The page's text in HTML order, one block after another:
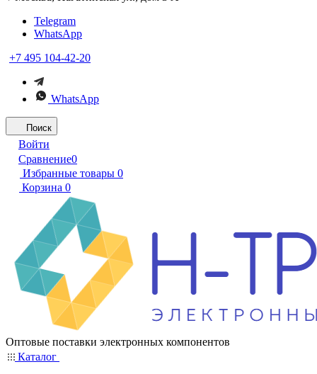
Telegram
WhatsApp
+7 495 104-42-20
WhatsApp
Поиск
Войти
Сравнение0
Избранные товары 0
Корзина 0
Оптовые поставки электронных компонентов
Каталог